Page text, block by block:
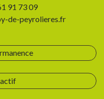
91 73 09
de-peyrolieres.fr